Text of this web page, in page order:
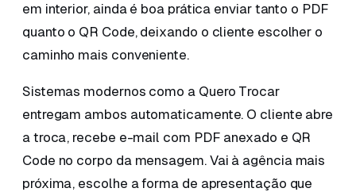
em interior, ainda é boa prática enviar tanto o PDF
quanto o QR Code, deixando o cliente escolher o
caminho mais conveniente.
Sistemas modernos como a Quero Trocar
entregam ambos automaticamente. O cliente abre
a troca, recebe e-mail com PDF anexado e QR
Code no corpo da mensagem. Vai à agência mais
próxima, escolhe a forma de apresentação que